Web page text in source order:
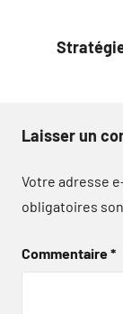
Laisser un
Votre adresse
obligatoires
Commentaire*